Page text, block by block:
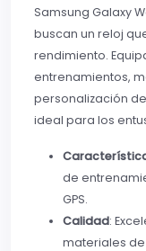
Samsung Galaxy
buscan un reloj
rendimiento.
entrenamientos,
personalización
ideal para los
de
GPS.
Calidad:
materiales